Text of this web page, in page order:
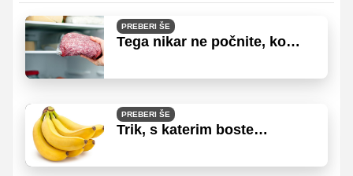
PREBERI ŠE
Tega nikar ne počnite, ko
PREBERI ŠE
Trik, s katerim boste